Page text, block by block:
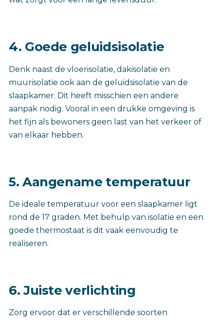
4. Goede geluidsisolatie
Denk naast de vloerisolatie, dakisolatie en
muurisolatie ook aan de geluidsisolatie van de
slaapkamer. Dit heeft misschien een andere
aanpak nodig. Vooral in een drukke omgeving is
het fijn als bewoners geen last van het verkeer of
van elkaar hebben.
5. Aangename temperatuur
De ideale temperatuur voor een slaapkamer ligt
rond de 17 graden. Met behulp van isolatie en een
goede thermostaat is dit vaak eenvoudig te
realiseren.
6. Juiste verlichting
Zorg ervoor dat er verschillende soorten